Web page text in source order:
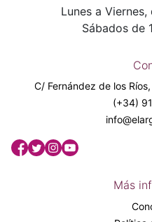
Lunes a
Sábados de
C/ Fernández de los
(+34)
Más